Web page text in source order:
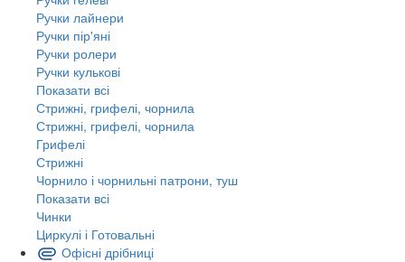
Ручки лайнери
Ручки пір'яні
Ручки ролери
Ручки кулькові
Показати всі
Стрижні, грифелі, чорнила
Стрижні, грифелі, чорнила
Грифелі
Стрижні
Чорнило і чорнильні патрони, туш
Показати всі
Чинки
Циркулі і Готовальні
Офісні дрібниці